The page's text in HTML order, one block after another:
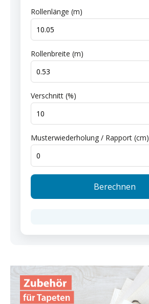
Rollenlänge (m)
Rollenbreite (m)
Verschnitt (%)
Musterwiederholung / Rapport (cm)
Berechnen